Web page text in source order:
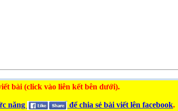
bài (click vào liên kết bên dưới).
năng để chia sẻ bài viết lên facebook.